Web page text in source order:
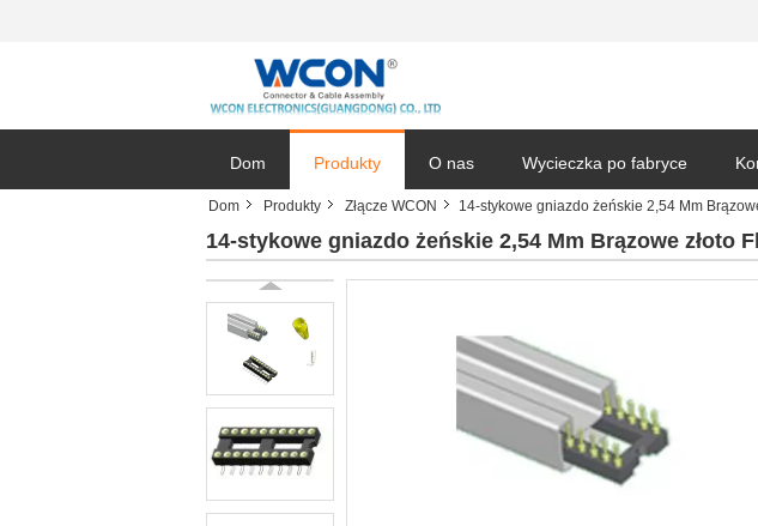
Dom Produkty O nas Wycieczka po fabryce
Dom Produkty Złącze WCON 14-stykowe gniazdo żeńskie 2,54 Mm
14-stykowe gniazdo żeńskie 2,54 Mm Brązowe złoto